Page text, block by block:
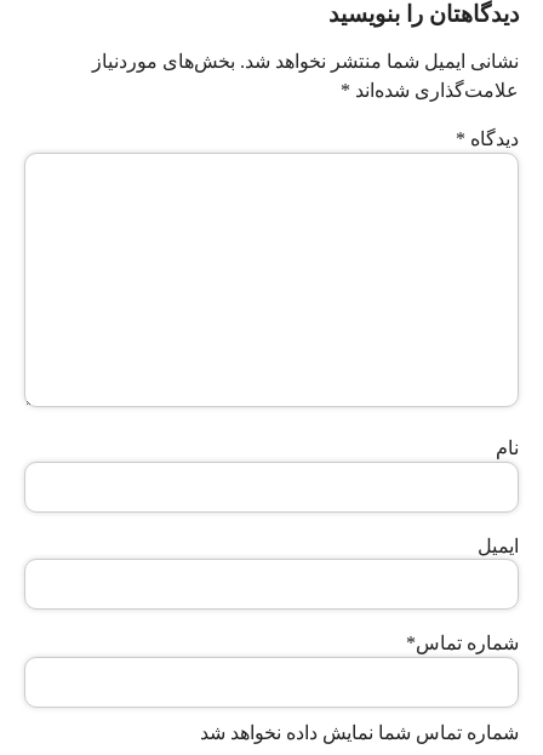
دیدگاهتان را بنویسید
نشانی ایمیل شما منتشر نخواهد شد. بخش‌های موردنیاز
علامت‌گذاری شده‌اند *
دیدگاه *
نام
ایمیل
شماره تماس*
شماره تماس شما نمایش داده نخواهد شد